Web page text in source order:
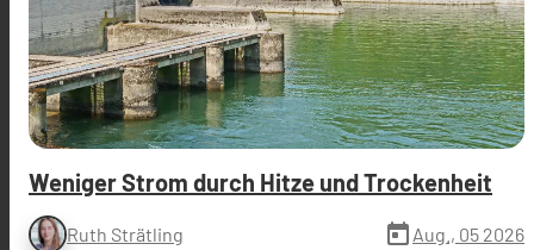
Weniger Strom durch Hitze und Trockenheit
Ruth Strätling today Aug., 05 2026